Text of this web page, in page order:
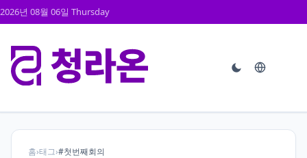
2026년 08월 06일 Thursday
홈›태그›#첫번째회의